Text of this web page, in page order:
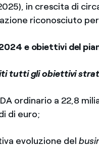
in crescita di
riconosciuto
e obiettivi del
tutti gli obiettivi
ordinario a 22,8
di euro;
evoluzione del